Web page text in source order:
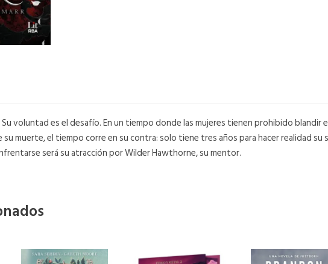
voluntad es el desafío. En un tiempo donde las mujeres tienen prohibido
su muerte, el tiempo corre en su contra: solo tiene tres años para hacer realidad
será su atracción por Wilder Hawthorne, su mentor.